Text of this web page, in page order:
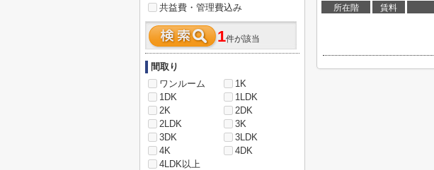
所在階 賃料
共益費・管理費込み
1件が該当
間取り
ワンルーム
1K
1DK
1LDK
2K
2DK
2LDK
3K
3DK
3LDK
4K
4DK
4LDK以上